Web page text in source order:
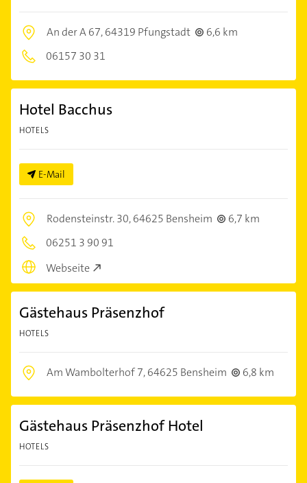
An der A 67,64319 Pfungstadt
6,6 km
06157 30 31
Hotel Bacchus
HOTELS
E-Mail
Rodensteinstr. 30,64625 Bensheim
6,7 km
06251 3 90 91
Webseite
Gästehaus Präsenzhof
HOTELS
Am Wambolterhof 7,64625 Bensheim 6,8 km
Gästehaus Präsenzhof Hotel
HOTELS